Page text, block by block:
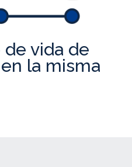
vida de
la misma